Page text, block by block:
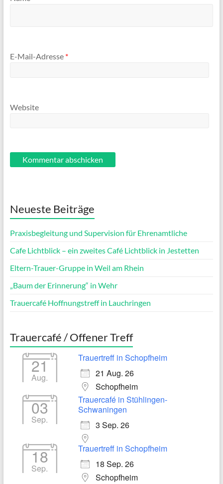
E-Mail-Adresse *
Website
Neueste Beiträge
Praxisbegleitung und Supervision für Ehrenamtliche
Cafe Lichtblick – ein zweites Café Lichtblick in Jestetten
Eltern-Trauer-Gruppe in Weil am Rhein
„Baum der Erinnerung“ in Wehr
Trauercafé Hoffnungstreff in Lauchringen
Trauercafé / Offener Treff
21
Aug.
Trauertreff in Schopfheim
21 Aug. 26
Schopfheim
03
Sep.
Trauercafé in Stühlingen-
Schwaningen
3 Sep. 26
18
Sep.
Trauertreff in Schopfheim
18 Sep. 26
Schopfheim